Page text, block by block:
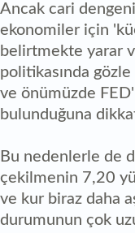
Ancak cari
ekonomiler için
belirtmekte yarar
politikasında gözle
ve önümüzde
bulunduğuna
Bu nedenlerle de
çekilmenin 7,20
ve kur biraz daha
durumunun çok